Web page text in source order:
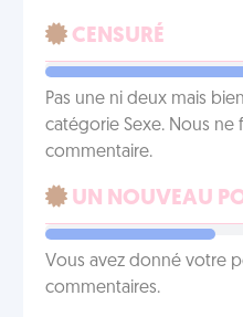
CENSURÉ
Pas une ni deux mais
catégorie Sexe. Nous ne
commentaire.
UN NOUVEAU
Vous avez donné votre
commentaires.